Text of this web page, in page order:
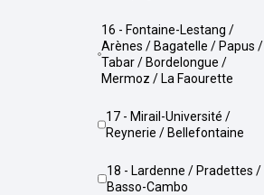
16 - Fontaine-Lestang /
Arènes / Bagatelle / Papus /
Tabar / Bordelongue /
Mermoz / La Faourette
17 - Mirail-Université /
Reynerie / Bellefontaine
18 - Lardenne / Pradettes /
Basso-Cambo